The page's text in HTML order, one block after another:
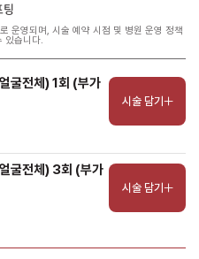
운영되며, 시술 예약 시점 및 병원 운영 정책
있습니다.
굴전체) 1회 (부가
시술 담기
굴전체) 3회 (부가
시술 담기